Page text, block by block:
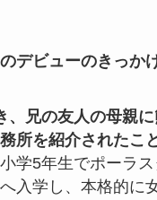
デビューのきっか
、兄の友人の母親
所を紹介されたこ
学5年生でポーラ
入学し、本格的に